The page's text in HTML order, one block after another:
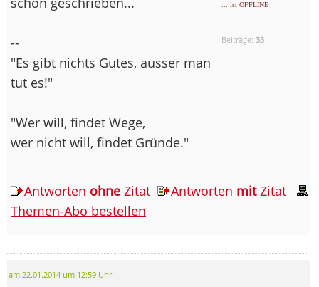
... ist OFFLINE
Beiträge:33
--
"Es gibt nichts Gutes, ausser man
tut es!"
"Wer will, findet Wege,
wer nicht will, findet Gründe."
Antworten ohne Zitat Antworten mitZitat
Themen-Abo bestellen
am 22.01.2014 um 12:59 Uhr